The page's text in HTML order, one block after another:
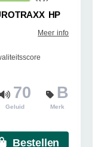
HP
Meer info
70
Geluid
B
Merk
Bestellen